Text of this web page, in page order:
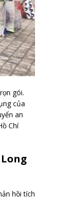
gói.
của
an
Chí
hồi tích